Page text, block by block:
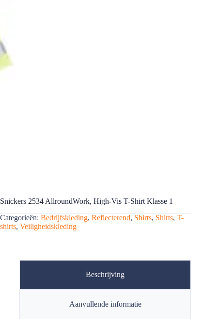
Snickers 2534 AllroundWork, High-Vis T-Shirt Klasse 1
Categorieën: Bedrijfskleding, Reflecterend, Shirts, Shirts, T-
shirts, Veiligheidskleding
Beschrijving
Aanvullende informatie